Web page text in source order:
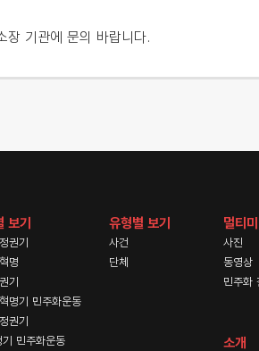
장 기관에 문의 바랍니다.
보기
권기
명
기
명기 민주화운동
권기
기 민주화운동
유형별 보기
사건
단체
멀티
사진
동영상
민주화
소개